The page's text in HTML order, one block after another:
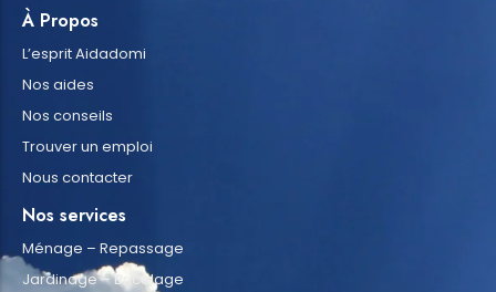
À Propos
L’esprit Aidadomi
Nos aides
Nos conseils
Trouver un emploi
Nous contacter
Nos services
Ménage – Repassage
Jardinage – Bricolage